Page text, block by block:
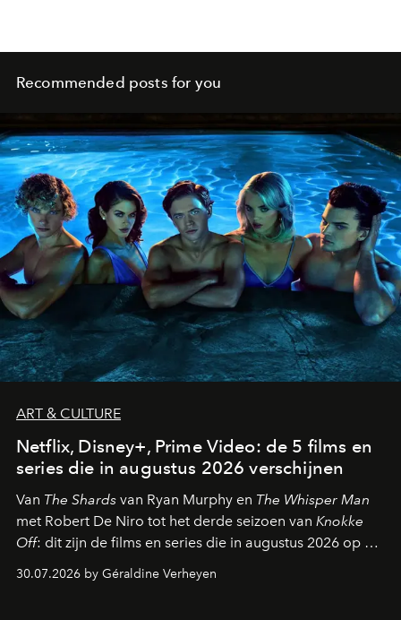
Recommended posts for you
ART & CULTURE
Netflix, Disney+, Prime Video: de 5 films en
series die in augustus 2026 verschijnen
Van The Shards van Ryan Murphy en The Whisper Man
met Robert De Niro tot het derde seizoen van Knokke
Off: dit zijn de films en series die in augustus 2026 op de
streamingplatformen verschijnen.
30.07.2026 by Géraldine Verheyen